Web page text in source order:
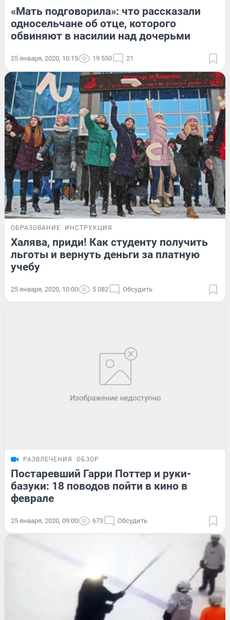
«Мать подговорила»: что рассказали
односельчане об отце, которого
обвиняют в насилии над дочерьми
25 января, 2020, 10:15 19 550 21
ОБРАЗОВАНИЕ ИНСТРУКЦИЯ
Халява, приди! Как студенту получить
льготы и вернуть деньги за платную
учебу
25 января, 2020, 10:00 5 082 Обсудить
РАЗВЛЕЧЕНИЯ ОБЗОР
Постаревший Гарри Поттер и руки-
базуки: 18 поводов пойти в кино в
феврале
25 января, 2020, 09:00 673 Обсудить